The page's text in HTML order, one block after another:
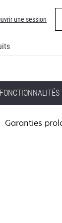
une session
FONCTIONNALITÉS
Garanties